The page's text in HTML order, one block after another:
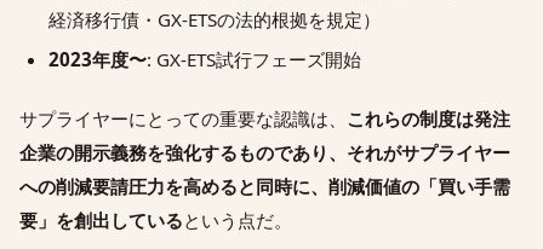
経済移行債・GX-ETSの法的根拠を規定）
2023年度〜: GX-ETS試行フェーズ開始
サプライヤーにとっての重要な認識は、 これらの制度は発注
企業の開示義務を強化するものであり、それがサプライヤー
への削減要請圧力を高めると同時に、削減価値の「買い手需
要」を創出しているという点だ。